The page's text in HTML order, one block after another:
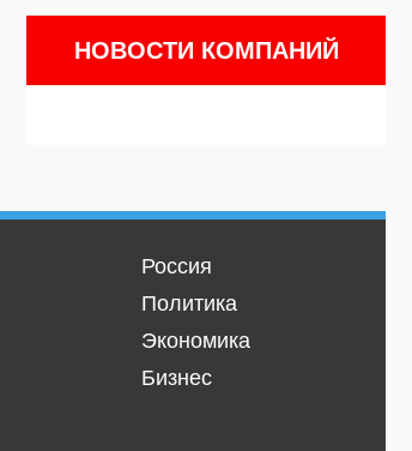
НОВОСТИ КОМПАНИЙ
Россия
Политика
Экономика
Бизнес